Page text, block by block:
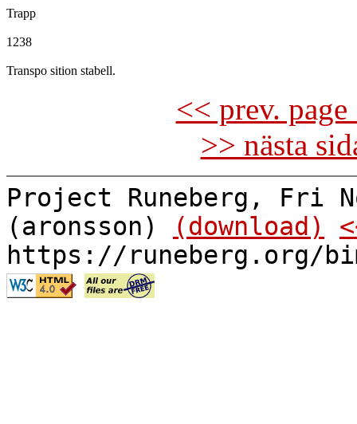
Trapp
1238
<< prev.
>> nästa
Project Runeberg, Fri
(aronsson)
(download)
https://runeberg.org/